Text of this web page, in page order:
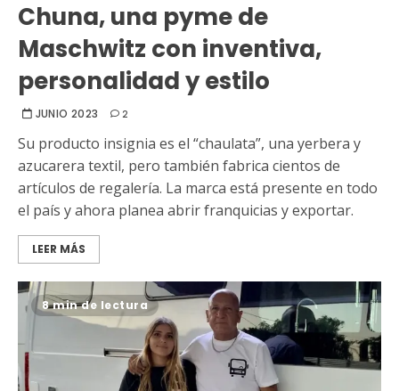
Chuna, una pyme de
Maschwitz con inventiva,
personalidad y estilo
JUNIO 2023 2
Su producto insignia es el “chaulata”, una yerbera y
azucarera textil, pero también fabrica cientos de
artículos de regalería. La marca está presente en todo
el país y ahora planea abrir franquicias y exportar.
LEER MÁS
8 min de lectura